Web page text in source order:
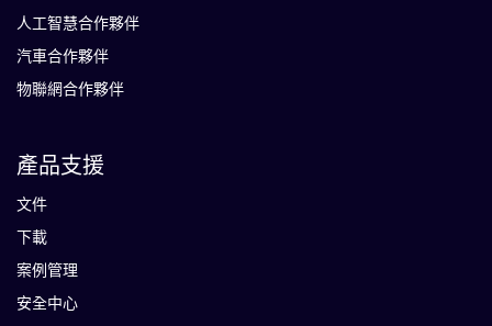
人工智慧合作夥伴
汽車合作夥伴
物聯網合作夥伴
產品支援
文件
下載
案例管理
安全中心